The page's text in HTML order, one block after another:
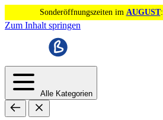
Sonderöffnungszeiten im AUGUST:
Zum Inhalt springen
Alle Kategorien